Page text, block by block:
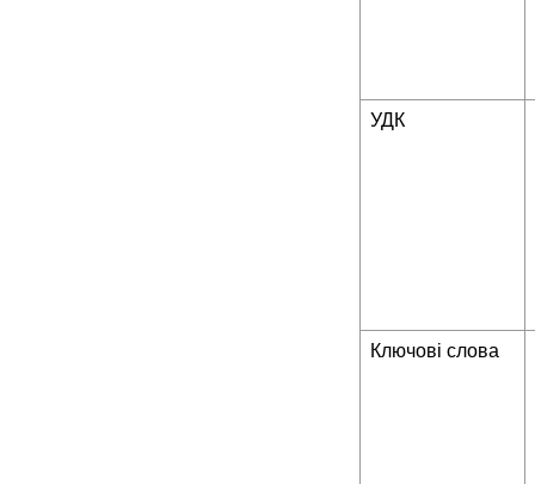
УДК
Ключові слова